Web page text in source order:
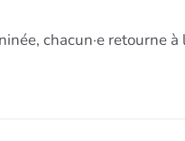
chacun·e retourne à